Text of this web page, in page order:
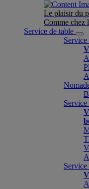
Le plaisir du
Comme chez
Service de table
Service
Service